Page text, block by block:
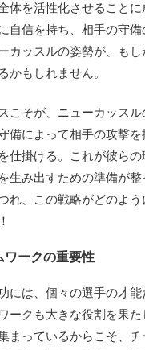
体を活性化させることに
自信を持ち、相手の守備
カッスルの姿勢が、も
かもしれません。
こそが、ニューカッス
備によって相手の攻撃
仕掛ける。これが彼ら
生み出すための準備が
れ、この戦略がどのよ
ワークの重要性
には、個々の選手の才
ークも大きな役割を果
まっているからこそ、